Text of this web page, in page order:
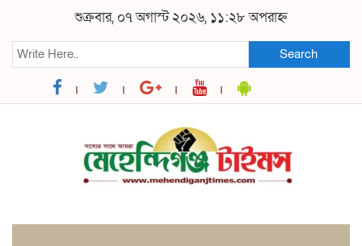
শুক্রবার, ০৭ অগাস্ট ২০২৬, ১১:২৮ অপরাহ্ন
Search